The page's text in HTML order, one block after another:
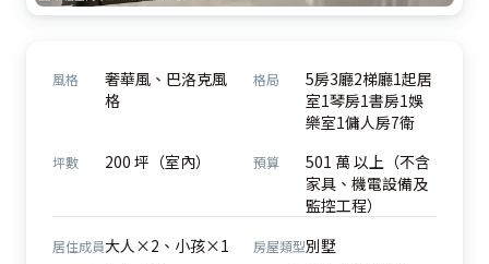
風格
奢華風、巴洛克風
格
格局
5房3廳2梯廳1起居
室1琴房1書房1娛
樂室1傭人房7衛
坪數 200 坪（室內） 預算
501 萬 以上（不含
家具、機電設備及
監控工程）
居住成員大人×2、小孩×1 房屋類型別墅